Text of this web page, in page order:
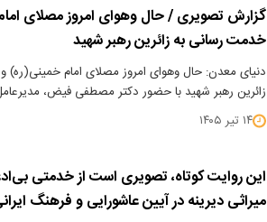
گزارش تصویری / حال وهوای امروز مصلای
خدمت رسانی به زائرین رهبر شهید
دنیای معدن: حال وهوای امروز مصلای امام
زائرین رهبر شهید با حضور دکتر مصطفی فیض،
۱۴ تیر ۱۴۰۵
این روایت کوتاه، تصویری است از خدمتی
میراثی دیرینه در آیین عاشورایی و فرهنگ